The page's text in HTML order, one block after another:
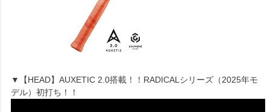
▼【HEAD】AUXETIC 2.0搭載！！RADICALシリーズ（2025年モ
デル）初打ち！！